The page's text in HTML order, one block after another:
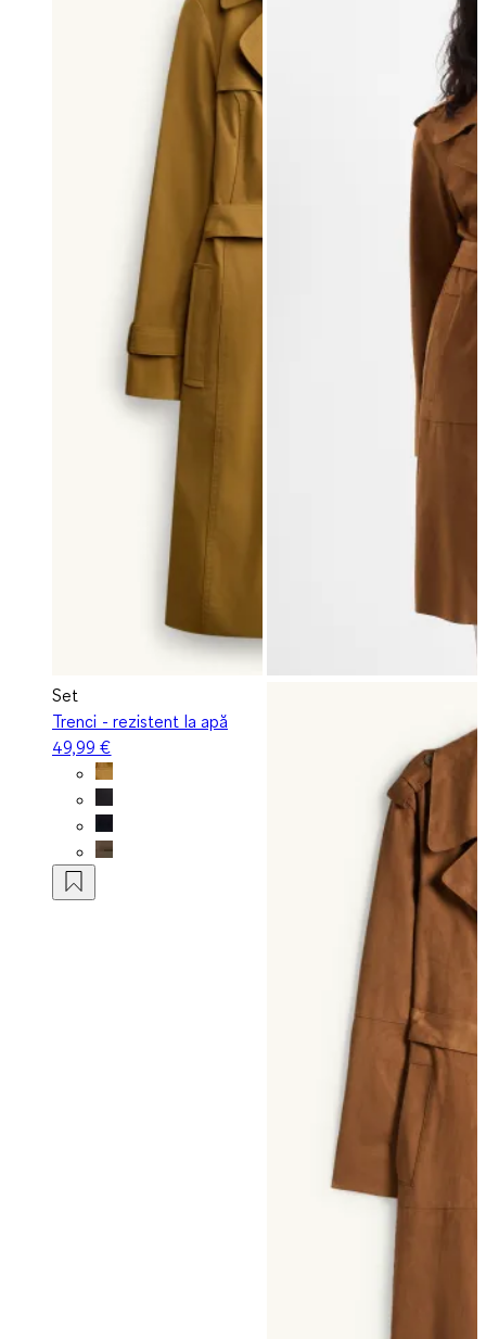
Set
Trenci - rezistent la apă
49,99 €